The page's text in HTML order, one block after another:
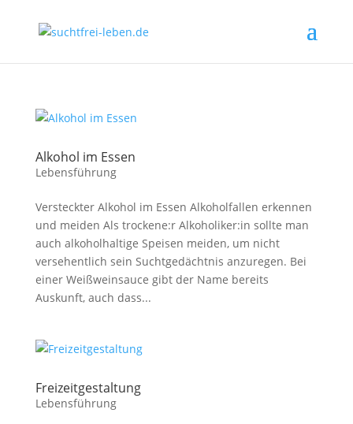
Alkohol im Essen
Lebensführung
Versteckter Alkohol im Essen Alkoholfallen erkennen
und meiden Als trockene:r Alkoholiker:in sollte man
auch alkoholhaltige Speisen meiden, um nicht
versehentlich sein Suchtgedächtnis anzuregen. Bei
einer Weißweinsauce gibt der Name bereits
Auskunft, auch dass...
Freizeitgestaltung
Lebensführung